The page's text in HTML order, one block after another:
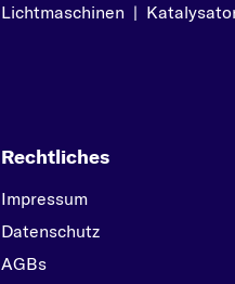
Lichtmaschinen |
Rechtliches
Impressum
Datenschutz
AGBs